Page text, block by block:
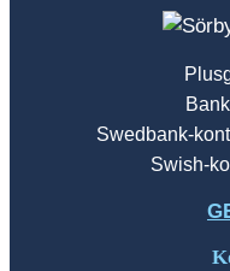
Swedbank-
Swish-